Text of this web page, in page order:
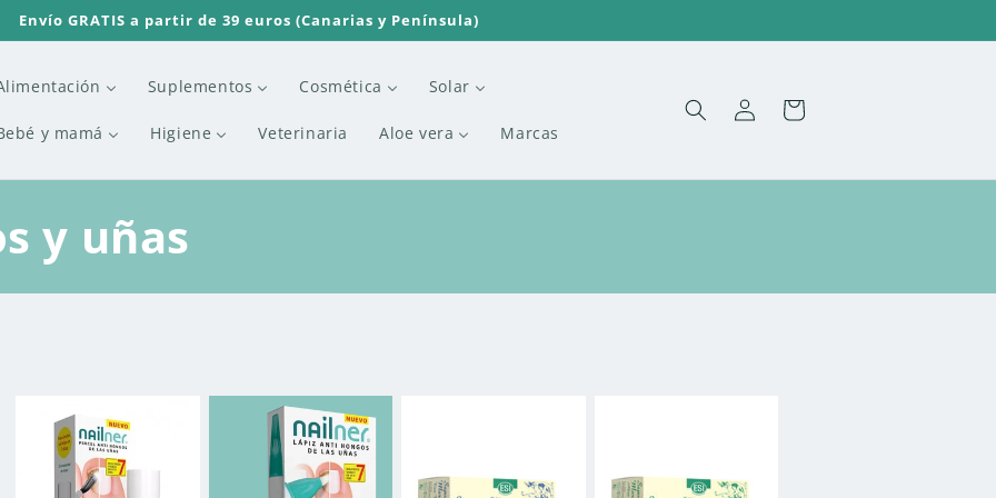
Envío GRATIS a partir de 39 euros (Canarias y Península)
Suplementos Cosmética Solar
y mamá Higiene Veterinaria Aloe vera Marcas
Iniciar
sesión
Carrito
y uñas